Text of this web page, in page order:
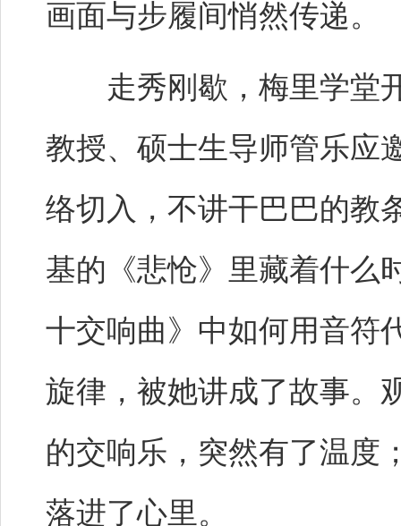
画面与步履间悄然传递。
走秀刚歇，梅里学堂开
教授、硕士生导师管乐应
络切入，不讲干巴巴的教
基的《悲怆》里藏着什么
十交响曲》中如何用音
旋律，被她讲成了故事。
的交响乐，突然有了温度
落进了心里。